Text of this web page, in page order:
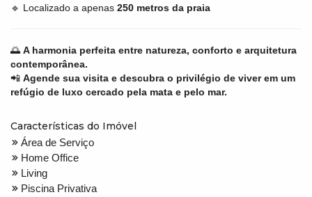
🔹 Localizado a apenas 250 metros da praia
🌅 A harmonia perfeita entre natureza, conforto e arquitetura
contemporânea.
📲 Agende sua visita e descubra o privilégio de viver em um
refúgio de luxo cercado pela mata e pelo mar.
Características do Imóvel
Área de Serviço
Home Office
Living
Piscina Privativa